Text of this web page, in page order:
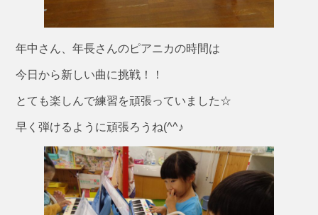
年中さん、年長さんのピアニカの時間は
今日から新しい曲に挑戦！！
とても楽しんで練習を頑張っていました☆
早く弾けるように頑張ろうね(^^♪